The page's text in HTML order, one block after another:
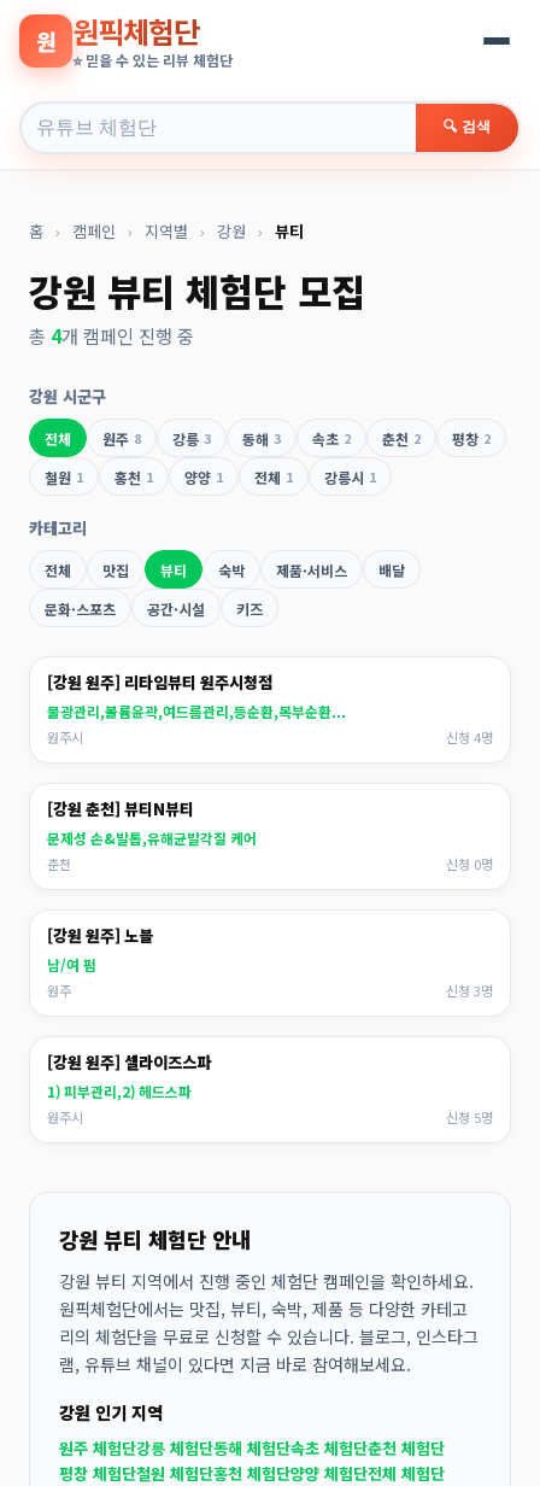
원 원픽체험단
⭐ 믿을 수 있는 리뷰 체험단
🔍 검색
홈 › 캠페인 › 지역별 › 강원 › 뷰티
강원 뷰티 체험단 모집
총 4개 캠페인 진행 중
강원 시군구
전체 원주 8 강릉 3 동해 3 속초 2 춘천 2 평창 2
철원 1 홍천 1 양양 1 전체 1 강릉시 1
카테고리
전체 맛집 뷰티 숙박 제품·서비스
배달
문화·스포츠
공간·시설 키즈
[강원 원주] 리타임뷰티 원주시청점
물광관리,볼륨윤곽,여드름관리,등순환,복부순환...
원주시 신청 4명
[강원 춘천] 뷰티N뷰티
문제성 손&발톱,유해균발각질 케어
춘천 신청 0명
[강원 원주] 노블
남/여 펌
원주 신청 3명
[강원 원주] 셀라이즈스파
1) 피부관리,2) 헤드스파
원주시 신청 5명
강원 뷰티 체험단 안내
강원 뷰티 지역에서 진행 중인 체험단 캠페인을 확인하세요.
원픽체험단에서는 맛집, 뷰티, 숙박, 제품 등 다양한 카테고
리의 체험단을 무료로 신청할 수 있습니다. 블로그, 인스타그
램, 유튜브 채널이 있다면 지금 바로 참여해보세요.
강원 인기 지역
원주 체험단강릉 체험단동해 체험단속초 체험단춘천 체험단
평창 체험단철원 체험단홍천 체험단양양 체험단전체 체험단